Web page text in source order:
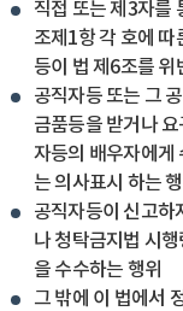
직접 또는 제3자를
조제1항 각 호에
등이 법 제6조를 위
공직자등 또는 그
금품등을 받거나
자등의 배우자에게
는 의사표시 하는
공직자등이 신고하
나 청탁금지법 시
을 수수하는 행위
그 밖에 이 법에서